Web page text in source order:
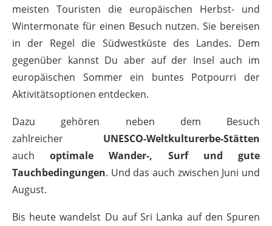
meisten Touristen die europäischen Herbst- und
Wintermonate für einen Besuch nutzen. Sie bereisen
in der Regel die Südwestküste des Landes. Dem
gegenüber kannst Du aber auf der Insel auch im
europäischen Sommer ein buntes Potpourri der
Aktivitätsoptionen entdecken.
Dazu gehören neben dem Besuch
zahlreicher UNESCO-Weltkulturerbe-Stätten
auchoptimale Wander-, Surf und gute
Tauchbedingungen. Und das auch zwischen Juni und
August.
Bis heute wandelst Du auf Sri Lanka auf den Spuren